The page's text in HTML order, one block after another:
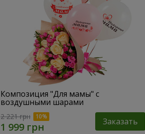
Композиция "Для мамы" с
воздушными шарами
2 221 грн Заказать